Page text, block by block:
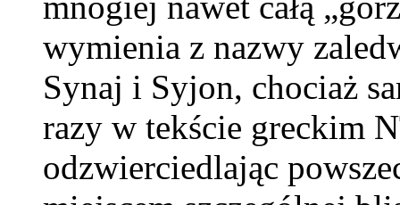
wymienia z nazwy
Synaj i Syjon, chociaż
razy w tekście greckim
odzwierciedlając